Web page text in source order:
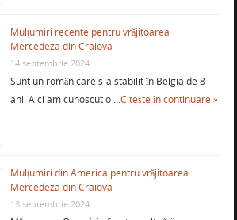
Mulţumiri recente pentru vrăjitoarea
Mercedeza din Craiova
14 septembrie 2024
Sunt un român care s-a stabilit în Belgia de 8
ani. Aici am cunoscut o …Citește în continuare »
Mulţumiri din America pentru vrăjitoarea
Mercedeza din Craiova
13 septembrie 2024